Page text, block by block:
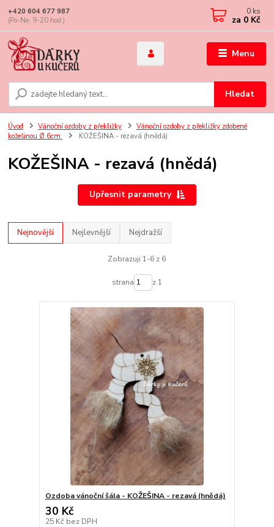
Menu
Hledat
+420 604 677 987
(Po-Ne, 9-20 hod.)
0 ks
za 0 Kč
Úvod Vánoční ozdoby z překližky
Vánoční ozdoby z překližky zdobené
kožešinou Ø 6cm
KOŽEŠINA - rezavá (hnědá)
KOŽEŠINA - rezavá (hnědá)
Upřesnit parametry
Nejnovější Nejlevnější Nejdražší
Zobrazuji 1-6 z 6
strana z 1
Ozdoba vánoční šála - KOŽEŠINA - rezavá (hnědá)
30 Kč
25 Kč bez DPH